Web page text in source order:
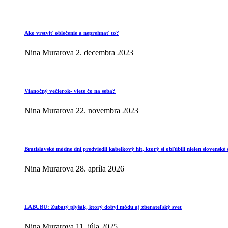
Ako vrstviť oblečenie a neprehnať to?
Nina Murarova 2. decembra 2023
Vianočný večierok- viete čo na seba?
Nina Murarova 22. novembra 2023
Bratislavské módne dni predviedli kabelkový hit, ktorý si obľúbili nielen slovenské
Nina Murarova 28. apríla 2026
LABUBU: Zubatý plyšák, ktorý dobyl módu aj zberateľský svet